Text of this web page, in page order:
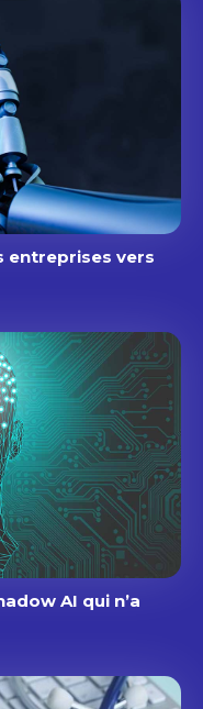
entreprises vers
AI qui n’a